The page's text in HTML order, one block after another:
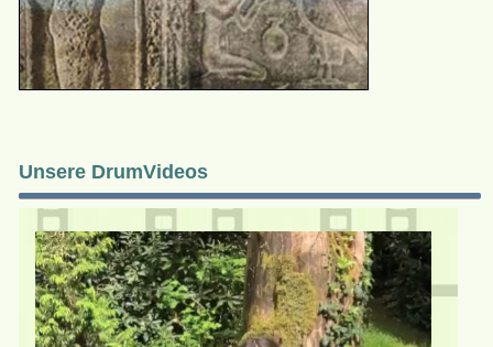
Unsere DrumVideos